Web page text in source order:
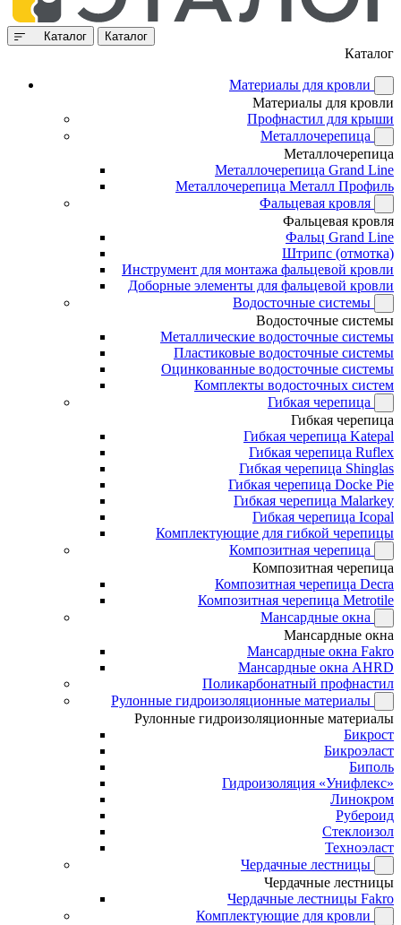
Каталог Каталог
Каталог
Материалы для кровли
Материалы для кровли
Профнастил для крыши
Металлочерепица
Металлочерепица
Металлочерепица Grand Line
Металлочерепица Металл Профиль
Фальцевая кровля
Фальцевая кровля
Фальц Grand Line
Штрипс (отмотка)
Инструмент для монтажа фальцевой кровли
Доборные элементы для фальцевой кровли
Водосточные системы
Водосточные системы
Металлические водосточные системы
Пластиковые водосточные системы
Оцинкованные водосточные системы
Комплекты водосточных систем
Гибкая черепица
Гибкая черепица
Гибкая черепица Katepal
Гибкая черепица Ruflex
Гибкая черепица Shinglas
Гибкая черепица Docke Pie
Гибкая черепица Malarkey
Гибкая черепица Icopal
Комплектующие для гибкой черепицы
Композитная черепица
Композитная черепица
Композитная черепица Decra
Композитная черепица Metrotile
Мансардные окна
Мансардные окна
Мансардные окна Fakro
Мансардные окна AHRD
Поликарбонатный профнастил
Рулонные гидроизоляционные материалы
Рулонные гидроизоляционные материалы
Бикрост
Бикроэласт
Биполь
Гидроизоляция «Унифлекс»
Линокром
Рубероид
Стеклоизол
Техноэласт
Чердачные лестницы
Чердачные лестницы
Чердачные лестницы Fakro
Комплектующие для кровли